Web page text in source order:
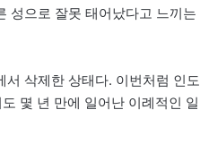
성으로 잘못 태어났다고 느끼
삭제한 상태다. 이번처럼 인
몇 년 만에 일어난 이례적인